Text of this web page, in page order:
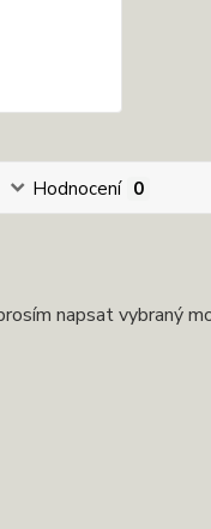
Hodnocení 0
napsat vybraný